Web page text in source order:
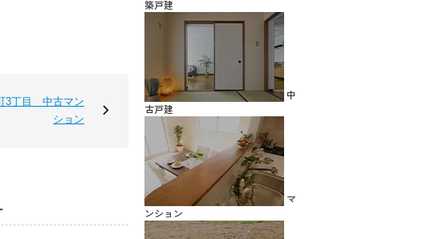
3丁目 中古マン
ション
築戸建
中
古戸建
マ
ンション